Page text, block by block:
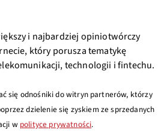
i najbardziej opiniotwórczy
który porusza tematykę
technologii i fintechu.
się odnośniki do witryn partnerów, którzy
dzielenie się zyskiem ze sprzedanych
w polityce prywatności.